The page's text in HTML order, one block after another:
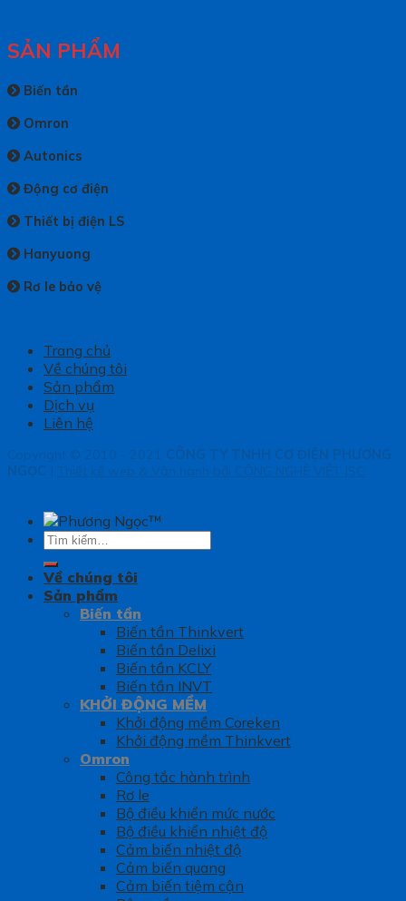
SẢN PHẨM
Biến tần
Omron
Autonics
Động cơ điện
Thiết bị điện LS
Hanyuong
Rơ le bảo vệ
Trang chủ
Về chúng tôi
Sản phẩm
Dịch vụ
Liên hệ
Copyright © 2010 - 2021 CÔNG TY TNHH CƠ ĐIỆN PHƯƠNG
NGỌC | Thiết kế web & Vận hành bởi CÔNG NGHỆ VIỆT JSC
Tìm
Về chúng tôi
Sản phẩm
Biến tần
Biến tần Thinkvert
Biến tần Delixi
Biến tần KCLY
Biến tần INVT
KHỞI ĐỘNG MỀM
Khởi động mềm Coreken
Khởi động mềm Thinkvert
Omron
Công tắc hành trình
Rơ le
Bộ điều khiển mức nước
Bộ điều khiển nhiệt độ
Cảm biến nhiệt độ
Cảm biến quang
Cảm biến tiệm cận